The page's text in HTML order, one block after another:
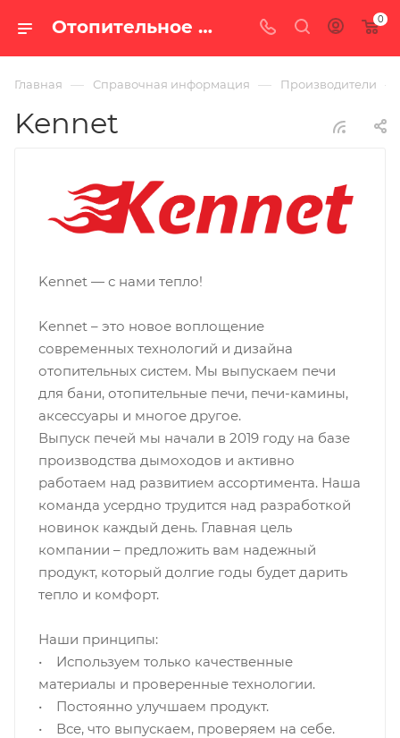
Отопительное оборудование Kennet в Екатеринбурге — каталог производителя | 100 печей 0
Главная — Справочная информация — Производители —
Kennet
Kennet — с нами тепло!
Kennet – это новое воплощение
современных технологий и дизайна
отопительных систем. Мы выпускаем печи
для бани, отопительные печи, печи-камины,
аксессуары и многое другое.
Выпуск печей мы начали в 2019 году на базе
производства дымоходов и активно
работаем над развитием ассортимента. Наша
команда усердно трудится над разработкой
новинок каждый день. Главная цель
компании – предложить вам надежный
продукт, который долгие годы будет дарить
тепло и комфорт.
Наши принципы:
• Используем только качественные
материалы и проверенные технологии.
• Постоянно улучшаем продукт.
• Все, что выпускаем, проверяем на себе.